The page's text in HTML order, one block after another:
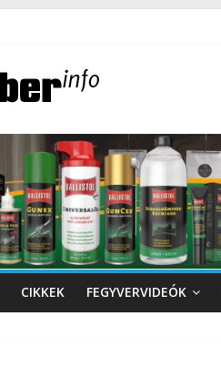
CIKKEK FEGYVERVIDEÓK